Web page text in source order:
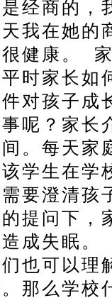
经商的，
我在她的
健康。
时家长如
对孩子成
事呢？家长
。每天家
学生在学
要澄清孩
提问下，
成失眠。
也可以理
那么学校